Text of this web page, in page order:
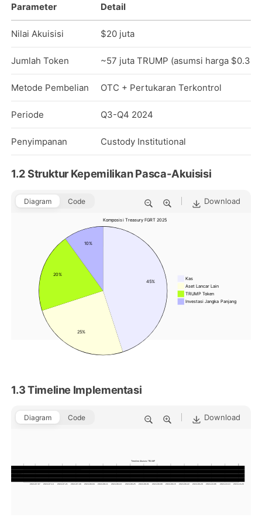
Parameter Detail
Nilai Akuisisi $20 juta
Jumlah Token ~57 juta TRUMP (asumsi harga $0.35)
Metode Pembelian OTC + Pertukaran Terkontrol
Periode Q3-Q4 2024
Penyimpanan Custody Institutional
1.2 Struktur Kepemilikan Pasca-Akuisisi
Diagram Code Download
45%
25%
20%
10%
Komposisi Treasury FGRT 2025
Kas
Aset Lancar Lain
TRUMP Token
Investasi Jangka Panjang
1.3 Timeline Implementasi
Diagram Code Download
2024-07-07 2024-07-14 2024-07-21 2024-07-28 2024-08-04 2024-08-11 2024-08-18 2024-08-25 2024-09-01 2024-09-08 2024-09-15 2024-09-22 2024-09-29 2024-10-06 2024-10-13 2024-10-20
Eksekusi
Timeline Akuisisi TRUMP